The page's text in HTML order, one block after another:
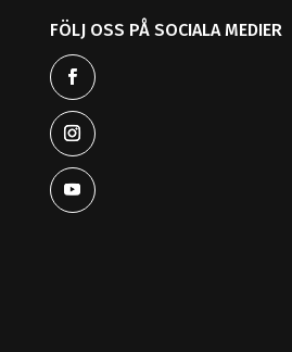
FÖLJ OSS PÅ SOCIALA MEDIER